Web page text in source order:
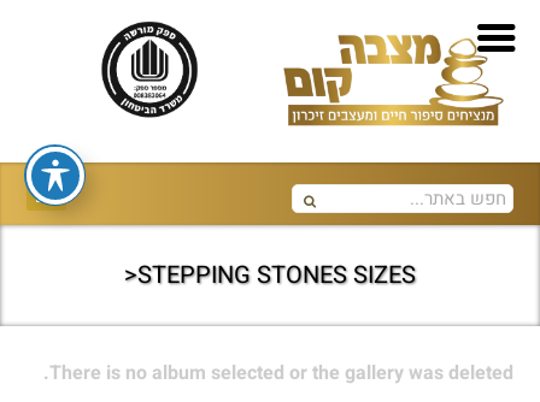
STEPPING STONES SIZES<
There is no album selected or the gallery was deleted.